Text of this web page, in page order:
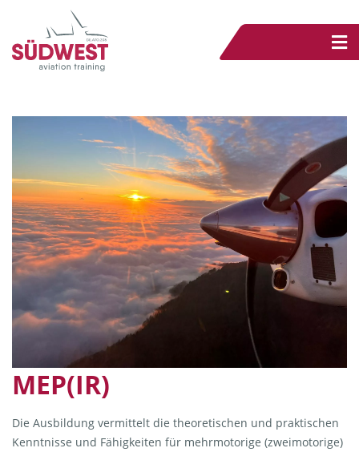
MEP(IR)
Die Ausbildung vermittelt die theoretischen und praktischen
Kenntnisse und Fähigkeiten für mehrmotorige (zweimotorige)